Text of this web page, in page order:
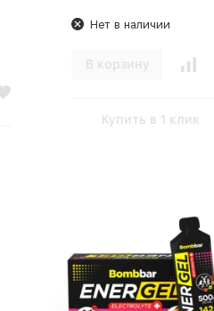
Нет в наличии
В корзину
Купить в 1 клик